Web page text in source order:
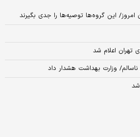
این گروه‌ها توصیه‌ها را جدی بگیرند
اعلام شد
وزارت بهداشت هشدار داد